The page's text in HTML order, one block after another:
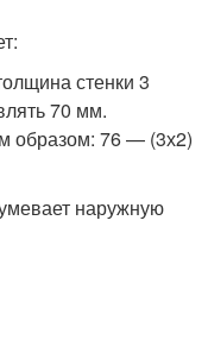
стенки 3
70 мм.
образом: 76 — (3х2)
наружную